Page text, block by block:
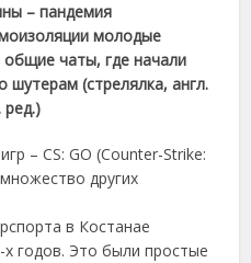
– пандемия
молодые
общие чаты, где начали
шутерам (стрелялка, англ.
ред.)
– CS: GO (Counter-Strike:
других
в Костанае
годов. Это были простые